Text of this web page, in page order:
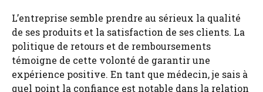
L’entreprise semble prendre au sérieux la qualité
de ses produits et la satisfaction de ses clients. La
politique de retours et de remboursements
témoigne de cette volonté de garantir une
expérience positive. En tant que médecin, je sais à
quel point la confiance est notable dans la relation